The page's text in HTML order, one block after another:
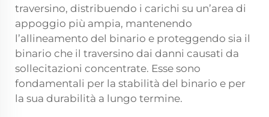
traversino, distribuendo i carichi su un’area di
appoggio più ampia, mantenendo
l’allineamento del binario e proteggendo sia il
binario che il traversino dai danni causati da
sollecitazioni concentrate. Esse sono
fondamentali per la stabilità del binario e per
la sua durabilità a lungo termine.